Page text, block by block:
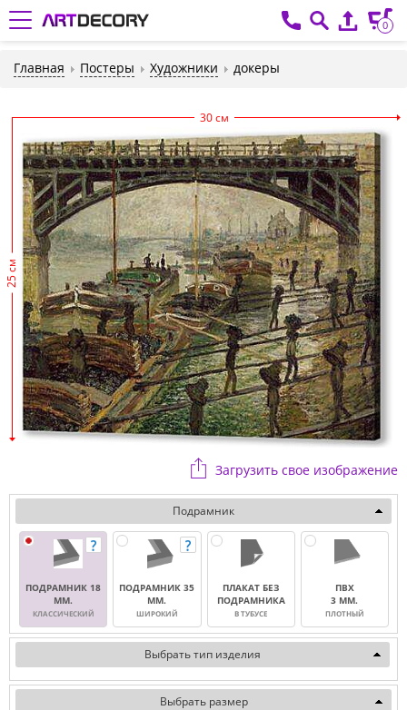
0
Главная Постеры Художники докеры
30 см
25 см
Загрузить свое изображение
Подрамник
ПОДРАМНИК 18
ММ.
КЛАССИЧЕСКИЙ
ПОДРАМНИК 35
ММ.
ШИРОКИЙ
ПЛАКАТ БЕЗ
ПОДРАМНИКА
В ТУБУСЕ
ПВХ
3 ММ.
ПЛОТНЫЙ
Выбрать тип изделия
Выбрать размер